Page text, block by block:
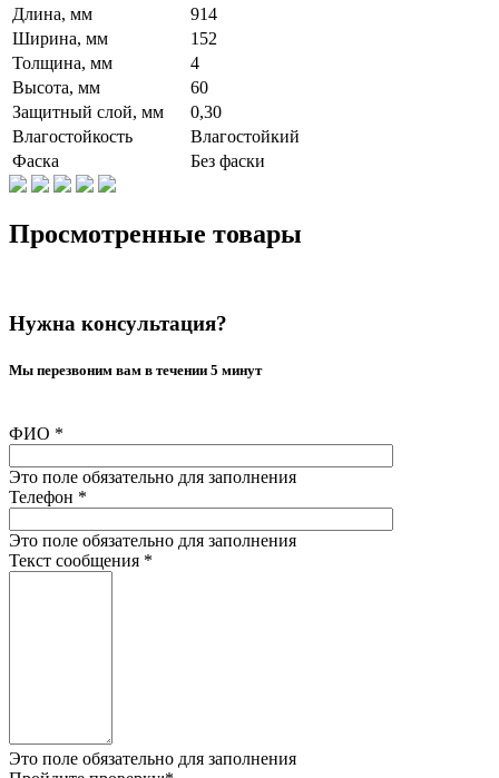
Длина, мм
914
Ширина, мм
152
Толщина, мм
4
Высота, мм
60
Защитный слой, мм
0,30
Влагостойкость
Влагостойкий
Фаска
Без фаски
Просмотренные товары
Нужна консультация?
Мы перезвоним вам в течении 5 минут
ФИО *
Это поле обязательно для заполнения
Телефон *
Это поле обязательно для заполнения
Текст сообщения *
Это поле обязательно для заполнения